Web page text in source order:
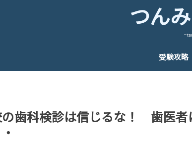
つん
受験攻略
の歯科検診は信じるな！ 歯医